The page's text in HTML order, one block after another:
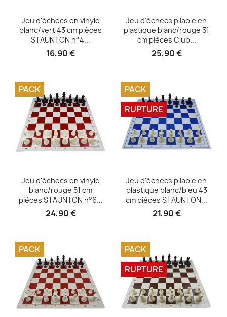
Aperçu rapide
Jeu d'échecs en vinyle
blanc/vert 43 cm pièces
STAUNTON n°4...
16,90 €
Aperçu rapide
Jeu d'échecs pliable en
plastique blanc/rouge 51
cm pièces Club...
25,90 €
Aperçu rapide
Jeu d'échecs en vinyle
blanc/rouge 51 cm
pièces STAUNTON n°6...
24,90 €
PACK
Aperçu rapide
Jeu d'échecs pliable en
plastique blanc/bleu 43
cm pièces STAUNTON...
21,90 €
PACK
RUPTURE
PACK
PACK
RUPTURE